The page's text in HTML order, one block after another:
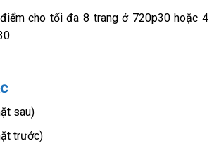
cho tối đa 8 trang ở 720p30 hoặc 4
sau)
trước)